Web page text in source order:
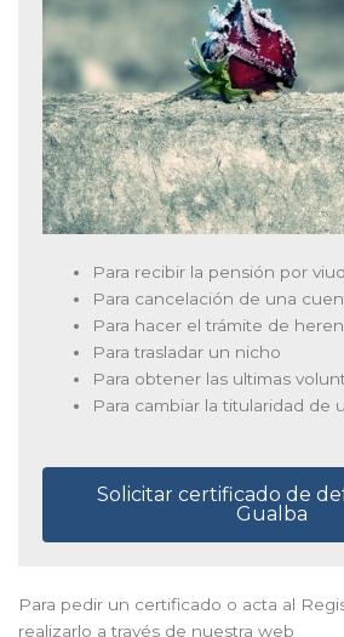
Para recibir la pensión por
Para cancelación de una
Para hacer el trámite de
Para trasladar un nicho
Para obtener las ultimas
Para cambiar la titularidad de
Solicitar certificado de
Gualba
Para pedir un certificado o acta al
realizarlo a través de nuestra web